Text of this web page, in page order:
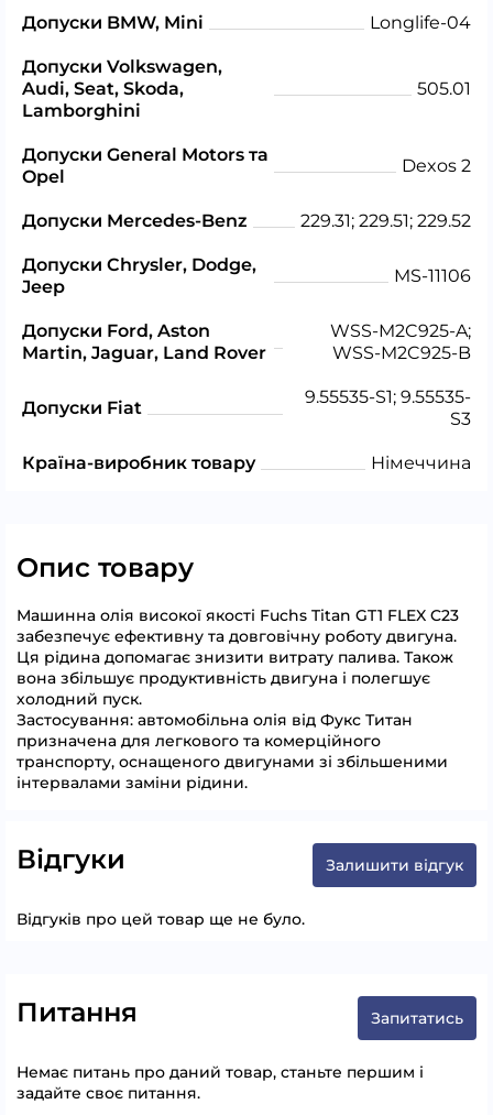
Допуски BMW, Mini Longlife-04
Допуски Volkswagen,
Audi, Seat, Skoda,
Lamborghini
505.01
Допуски General Motors та
Opel
Dexos 2
Допуски Mercedes-Benz 229.31; 229.51; 229.52
Допуски Chrysler, Dodge,
Jeep
MS-11106
Допуски Ford, Aston
Martin, Jaguar, Land Rover
WSS-M2C925-A;
WSS-M2C925-B
Допуски Fiat
9.55535-S1; 9.55535-
S3
Країна-виробник товару Німеччина
Опис товару
Машинна олія високої якості Fuchs Titan GT1 FLEX C23
забезпечує ефективну та довговічну роботу двигуна.
Ця рідина допомагає знизити витрату палива. Також
вона збільшує продуктивність двигуна і полегшує
холодний пуск.
Застосування: автомобільна олія від Фукс Титан
призначена для легкового та комерційного
транспорту, оснащеного двигунами зі збільшеними
інтервалами заміни рідини.
Відгуки Залишити відгук
Відгуків про цей товар ще не було.
Питання Запитатись
Немає питань про даний товар, станьте першим і
задайте своє питання.